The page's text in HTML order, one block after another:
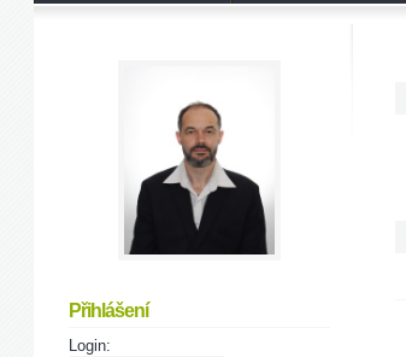
Přihlášení
Login: